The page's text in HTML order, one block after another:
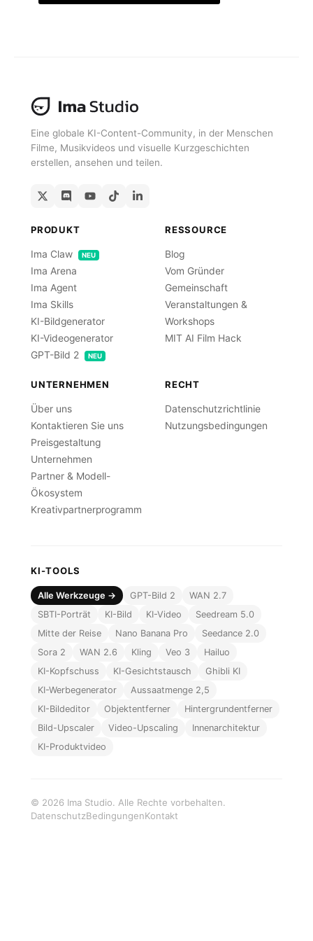
Eine globale KI-Content-Community, in der Menschen
Filme, Musikvideos und visuelle Kurzgeschichten
erstellen, ansehen und teilen.
PRODUKT
Ima Claw NEU
Ima Arena
Ima Agent
Ima Skills
KI-Bildgenerator
KI-Videogenerator
GPT-Bild 2
NEU
RESSOURCE
Blog
Vom Gründer
Gemeinschaft
Veranstaltungen &
Workshops
MIT AI Film Hack
UNTERNEHMEN
Über uns
Kontaktieren Sie uns
Preisgestaltung
Unternehmen
Partner & Modell-
Ökosystem
Kreativpartnerprogramm
RECHT
Datenschutzrichtlinie
Nutzungsbedingungen
KI-TOOLS
Alle Werkzeuge → GPT-Bild 2
WAN 2.7
SBTI-Porträt
KI-Bild KI-Video
Seedream 5.0
Mitte der Reise
Nano Banana Pro
Seedance 2.0
Sora 2
WAN 2.6 Kling Veo 3
Hailuo
KI-Kopfschuss
KI-Gesichtstausch
Ghibli KI
KI-Werbegenerator
Aussaatmenge 2,5
KI-Bildeditor
Objektentferner
Hintergrundentferner
Bild-Upscaler
Video-Upscaling
Innenarchitektur
KI-Produktvideo
© 2026 Ima Studio. Alle Rechte vorbehalten.
DatenschutzBedingungenKontakt